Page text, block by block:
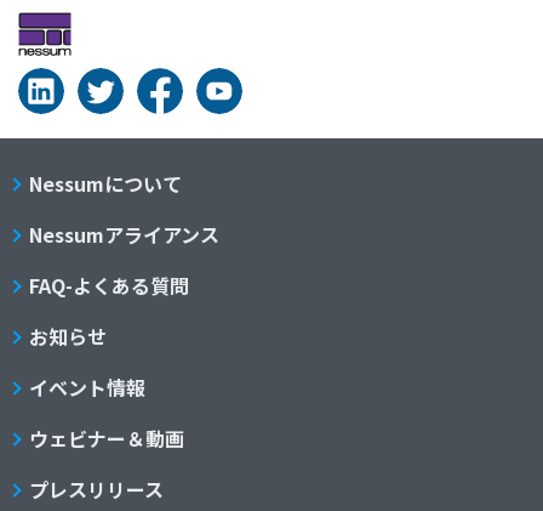
Nessumについて
Nessumアライアンス
FAQ-よくある質問
お知らせ
イベント情報
ウェビナー＆動画
プレスリリース